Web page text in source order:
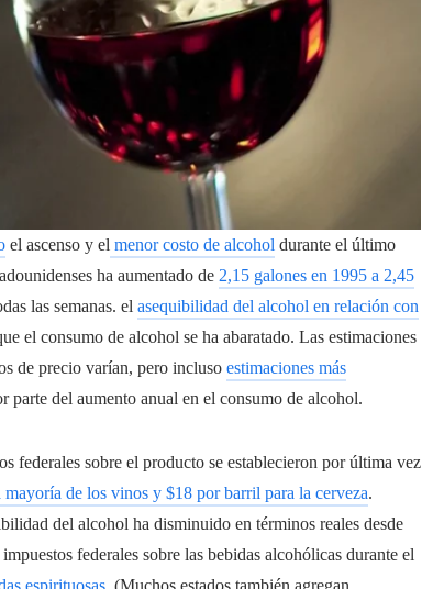
el ascenso y el menor costo de alcohol durante el último
ha aumentado de 2,15 galones en 1995 a 2,45
las semanas. el asequibilidad del alcohol en relación con
el consumo de alcohol se ha abaratado. Las estimaciones
de precio varían, pero incluso estimaciones más
del aumento anual en el consumo de alcohol.
federales sobre el producto se establecieron por última vez
de los vinos y $18 por barril para la cerveza.
del alcohol ha disminuido en términos reales desde
federales sobre las bebidas alcohólicas durante el
espirituosas. (Muchos estados también agregan